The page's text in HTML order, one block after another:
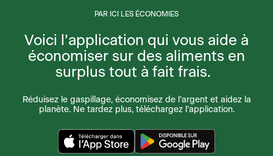
PAR ICI LES ÉCONOMIES
Voici l’application qui vous aide à
économiser sur des aliments en
surplus tout à fait frais.
Réduisez le gaspillage, économisez de l’argent et aidez la
planète. Ne tardez plus, téléchargez l’application.